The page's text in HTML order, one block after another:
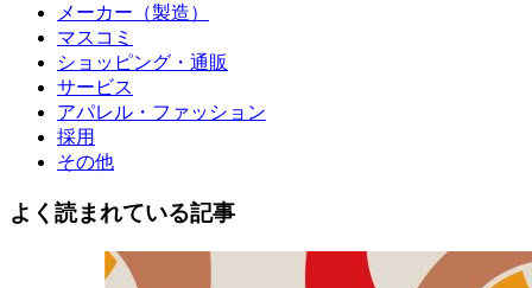
メーカー（製造）
マスコミ
ショッピング・通販
サービス
アパレル・ファッション
採用
その他
よく読まれている記事